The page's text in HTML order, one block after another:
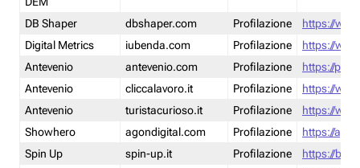
DB Shaper
dbshaper.com Profilazione
https://
Digital Metrics
iubenda.com Profilazione
https://
Antevenio
antevenio.com Profilazione
https://
Antevenio
cliccalavoro.it Profilazione
https://
Antevenio
turistacurioso.it Profilazione
https://
Showhero
agondigital.com Profilazione
https://
Spin Up
spin-up.it Profilazione https://